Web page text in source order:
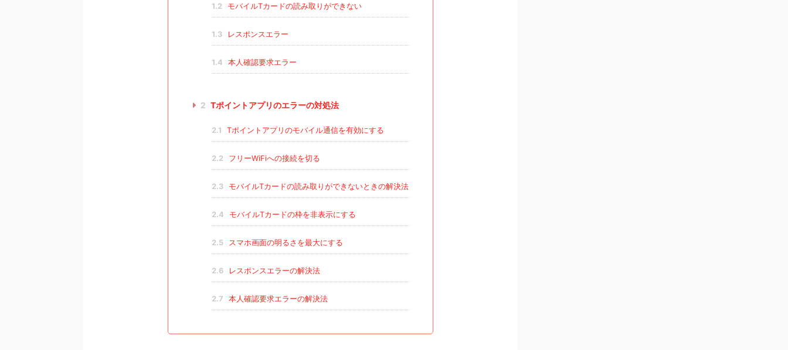
1.2 モバイルTカードの読み取りができない
1.3 レスポンスエラー
1.4 本人確認要求エラー
2 Tポイントアプリのエラーの対処法
2.1 Tポイントアプリのモバイル通信を有効にする
2.2 フリーWiFiへの接続を切る
2.3 モバイルTカードの読み取りができないときの解決法
2.4 モバイルTカードの枠を非表示にする
2.5 スマホ画面の明るさを最大にする
2.6 レスポンスエラーの解決法
2.7 本人確認要求エラーの解決法